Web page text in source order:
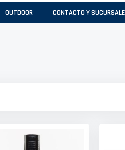
OUTDOOR CONTACTO Y